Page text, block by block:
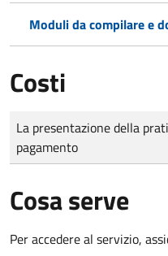
Moduli da compilare e
Costi
Tipo di pagamento
Importo
La presentazione della
pagamento
Cosa serve
Per accedere al servizio,